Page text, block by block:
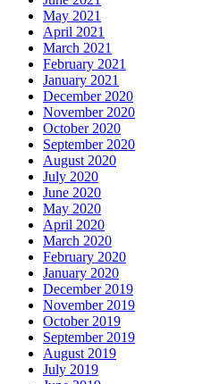
May 2021
April 2021
March 2021
February 2021
January 2021
December 2020
November 2020
October 2020
September 2020
August 2020
July 2020
June 2020
May 2020
April 2020
March 2020
February 2020
January 2020
December 2019
November 2019
October 2019
September 2019
August 2019
July 2019